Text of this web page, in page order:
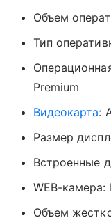
Объем
Тип
Premium
Видеокарта:
Размер
Встроенные
WEB-камера:
Объем